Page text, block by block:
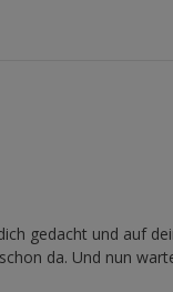
gedacht und auf
da. Und nun